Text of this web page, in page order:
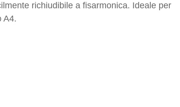
richiudibile a fisarmonica. Ideale per
A4.